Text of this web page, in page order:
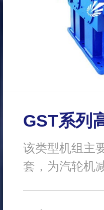
GST系列
该类型机组主
套，为汽轮机